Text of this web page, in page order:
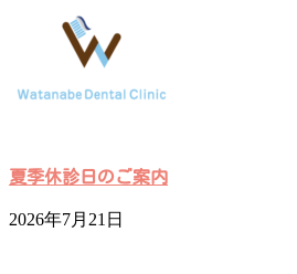
夏季休診日のご案内
2026年7月21日